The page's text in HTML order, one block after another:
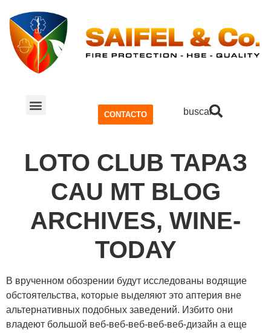
CONTACTO buscar
LOTO CLUB ТАРАЗ
CAU MT BLOG
ARCHIVES, WINE-
TODAY
В врученном обозрении будут исследованы водящие
обстоятельства, которые выделяют это аптерия вне
альтернативных подобных заведений. Избито они
владеют большой веб-веб-веб-веб-веб-дизайн а еще